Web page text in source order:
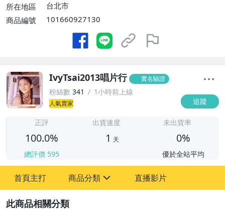
所在地區
台北市
商品編號
101660927130
IvyTsai2013唱片行 實名驗證
粉絲數 341 1小時前上線
人氣賣家 追蹤
正評
100.0%
總評價 595
出貨速度
1 天
未出貨率
0%
優於全站平均
首頁主打 商品分類
圖書/影音/文具
直播影片